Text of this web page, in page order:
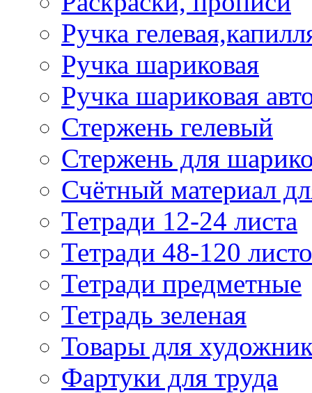
Ручка
Ручка шариковая
Ручка шариковая
Стержень гелевый
Стержень для
Счётный материал
Тетради 12-24 листа
Тетради 48-120
Тетради предметные
Тетрадь зеленая
Товары для
Фартуки для труда